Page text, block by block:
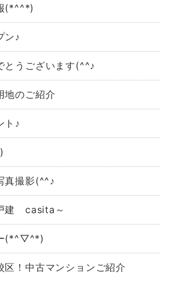
(*^^*)
ン♪
とうございます(^^♪
のご紹介
ト♪
撮影(^^♪
建 casita～
(*^▽^*)
区！中古マンションご紹介